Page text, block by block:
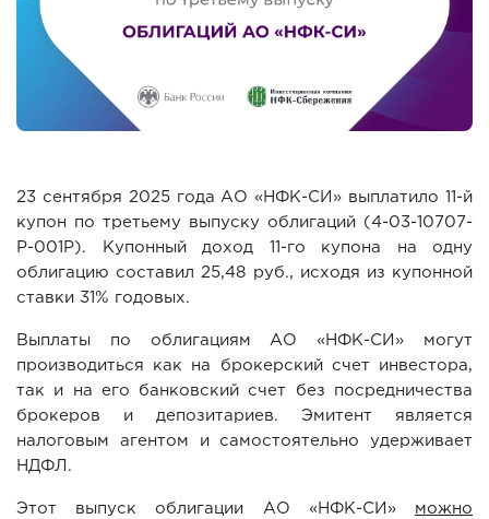
23 сентября 2025 года АО «НФК-СИ» выплатило 11-й
купон по третьему выпуску облигаций (4-03-10707-
Р-001P). Купонный доход 11-го купона на одну
облигацию составил 25,48 руб., исходя из купонной
ставки 31% годовых.
Выплаты по облигациям АО «НФК-СИ» могут
производиться как на брокерский счет инвестора,
так и на его банковский счет без посредничества
брокеров и депозитариев. Эмитент является
налоговым агентом и самостоятельно удерживает
НДФЛ.
Этот выпуск облигации АО «НФК-СИ» можно